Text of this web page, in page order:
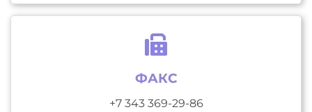
ФАКС
+7 343 369-29-86